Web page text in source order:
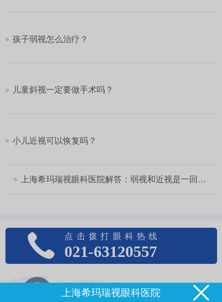
孩子弱视怎么治疗？
儿童斜视一定要做手术吗？
小儿近视可以恢复吗？
上海希玛瑞视眼科医院解答：弱视和近视是一回事吗？
点击拨打眼科热线
021-63120557
8:30——17:00（总部）
上海希玛瑞视眼科医院